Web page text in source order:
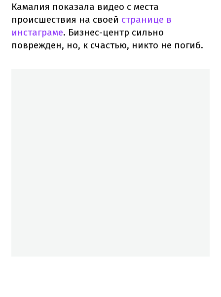
Камалия показала видео с места
происшествия на своей странице в
инстаграме. Бизнес-центр сильно
поврежден, но, к счастью, никто не погиб.